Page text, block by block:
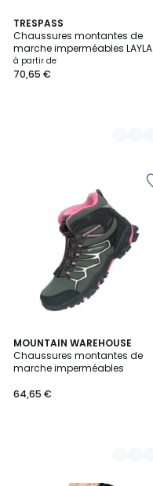
TRESPASS
Chaussures montantes de
marche imperméables LAYLA
DLX
à partir de
70,65 €
2
Couleurs
MOUNTAIN WAREHOUSE
Chaussures montantes de
marche imperméables
64,65 €
2
Couleurs